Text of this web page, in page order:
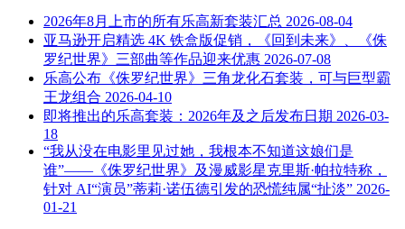
2026年8月上市的所有乐高新套装汇总 2026-08-04
亚马逊开启精选 4K 铁盒版促销，《回到未来》、《侏
罗纪世界》三部曲等作品迎来优惠 2026-07-08
乐高公布《侏罗纪世界》三角龙化石套装，可与巨型霸
王龙组合 2026-04-10
即将推出的乐高套装：2026年及之后发布日期 2026-03-
18
“我从没在电影里见过她，我根本不知道这娘们是
谁”——《侏罗纪世界》及漫威影星克里斯·帕拉特称，
针对 AI“演员”蒂莉·诺伍德引发的恐慌纯属“扯淡” 2026-
01-21